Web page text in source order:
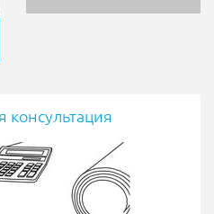
консультация